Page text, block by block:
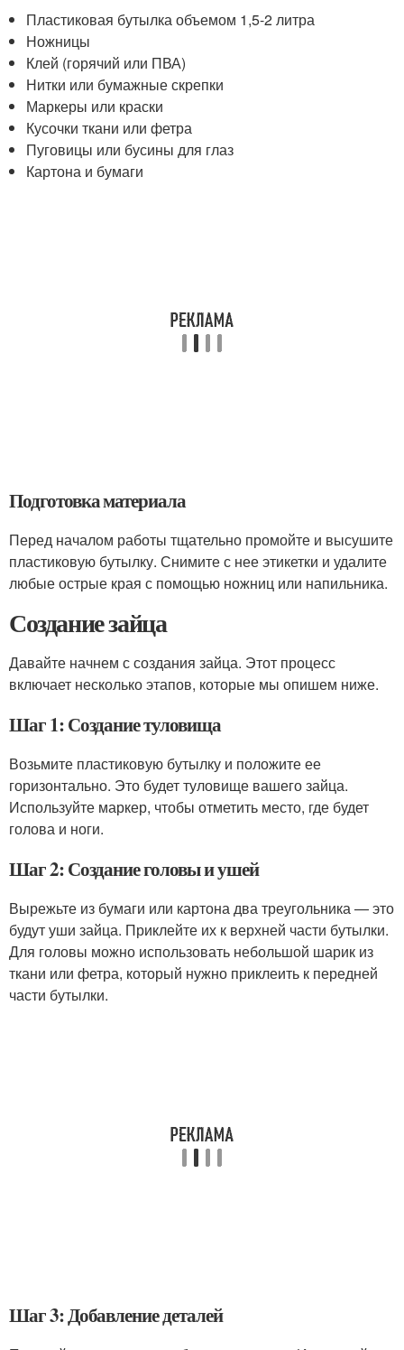
Пластиковая бутылка объемом 1,5-2 литра
Ножницы
Клей (горячий или ПВА)
Нитки или бумажные скрепки
Маркеры или краски
Кусочки ткани или фетра
Пуговицы или бусины для глаз
Картона и бумаги
Подготовка материала
Перед началом работы тщательно промойте и высушите
пластиковую бутылку. Снимите с нее этикетки и удалите
любые острые края с помощью ножниц или напильника.
Создание зайца
Давайте начнем с создания зайца. Этот процесс
включает несколько этапов, которые мы опишем ниже.
Шаг 1: Создание туловища
Возьмите пластиковую бутылку и положите ее
горизонтально. Это будет туловище вашего зайца.
Используйте маркер, чтобы отметить место, где будет
голова и ноги.
Шаг 2: Создание головы и ушей
Вырежьте из бумаги или картона два треугольника — это
будут уши зайца. Приклейте их к верхней части бутылки.
Для головы можно использовать небольшой шарик из
ткани или фетра, который нужно приклеить к передней
части бутылки.
Шаг 3: Добавление деталей